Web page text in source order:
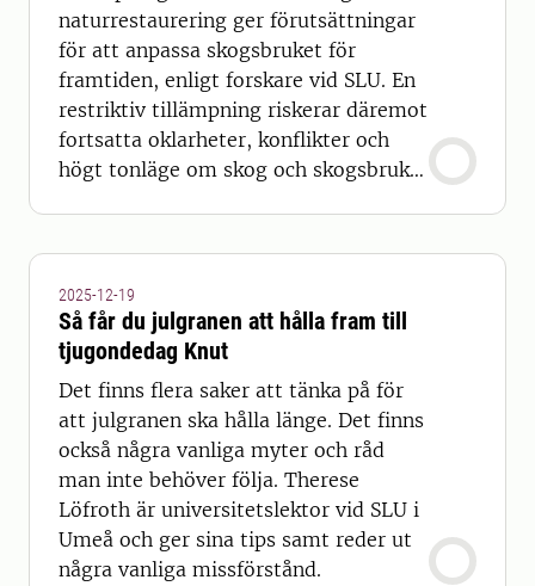
naturrestaurering ger förutsättningar
för att anpassa skogsbruket för
framtiden, enligt forskare vid SLU. En
restriktiv tillämpning riskerar däremot
fortsatta oklarheter, konflikter och
högt tonläge om skog och skogsbruk,
2025-12-19
Så får du julgranen att hålla fram till
tjugondedag Knut
Det finns flera saker att tänka på för
att julgranen ska hålla länge. Det finns
också några vanliga myter och råd
man inte behöver följa. Therese
Löfroth är universitetslektor vid SLU i
Umeå och ger sina tips samt reder ut
några vanliga missförstånd.